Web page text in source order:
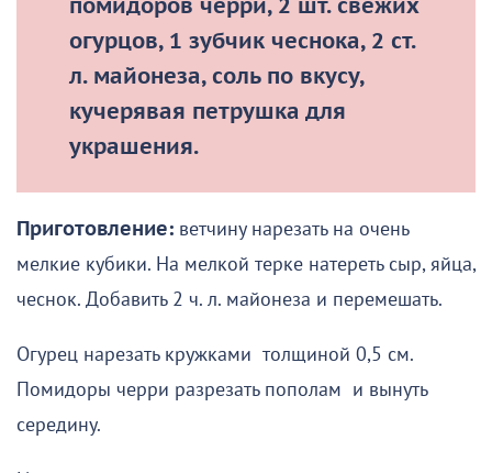
помидоров черри, 2 шт. свежих
огурцов, 1 зубчик чеснока, 2 ст.
л. майонеза, соль по вкусу,
кучерявая петрушка для
украшения.
Приготовление: ветчину нарезать на очень
мелкие кубики. На мелкой терке натереть сыр, яйца,
чеснок. Добавить 2 ч. л. майонеза и перемешать.
Огурец нарезать кружками толщиной 0,5 см.
Помидоры черри разрезать пополам и вынуть
середину.